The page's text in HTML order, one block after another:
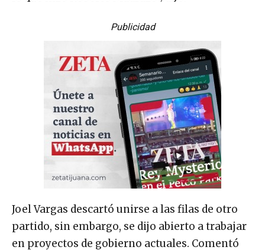
Publicidad
Joel Vargas descartó unirse a las filas de otro
partido, sin embargo, se dijo abierto a trabajar
en proyectos de gobierno actuales. Comentó